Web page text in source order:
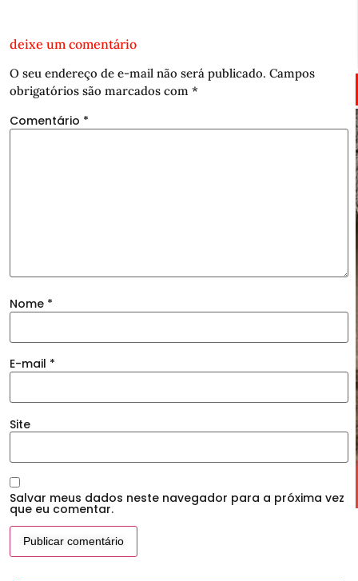
deixe um comentário
O seu endereço de e-mail não será publicado. Campos
obrigatórios são marcados com *
Comentário *
Nome *
E-mail *
Site
Salvar meus dados neste navegador para a próxima vez
que eu comentar.